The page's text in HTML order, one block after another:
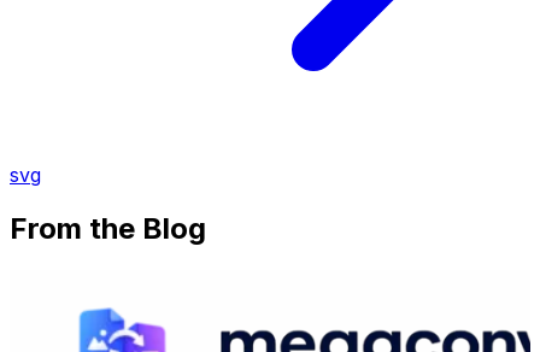
svg
From the Blog